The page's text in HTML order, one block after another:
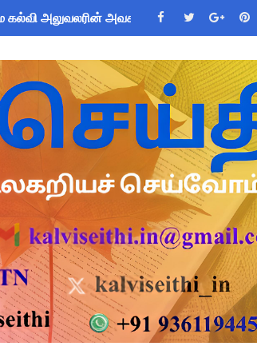
கல்வி அலுவலரின் அவசர உத்தரவு!
ஆன்லைனில் பதிவிறக்கம் செய்வது எப்படி?
நீக்க நாள் - அல்பெண்டசோல் (Albendazole
காப்பீடு & OPS கோரிக்கை - TNGEA
அதிரடி உத்தரவு!
ரூ.40 லட்சம் வரை கல்விக்கடன்! எப்படி
வழிகாட்டுதல்கள் & சட்டப்பூர்வ விதிகள்!
அனைத்து Excel & Word படிவங்கள் ஒரே
அறிய வேண்டிய முக்கிய